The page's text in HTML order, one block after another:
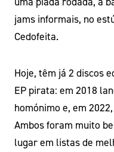
jams informais, no
Cedofeita.
Hoje, têm já 2 discos
EP pirata: em 2018
homónimo e, em
Ambos foram muito
lugar em listas de